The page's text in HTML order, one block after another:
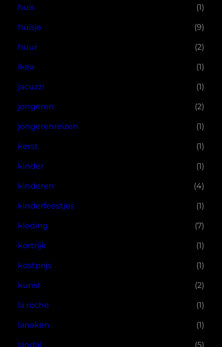
huis (1)
huisje (9)
huur (2)
ikea (1)
jacuzzi (1)
jongeren (2)
jongerenreizen (1)
kerst (1)
kinder (1)
kinderen (4)
kinderfeestjes (1)
kleding (7)
kortrijk (1)
kostprijs (1)
kunst (2)
la roche (1)
lanaken (1)
landal (5)